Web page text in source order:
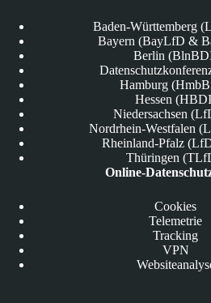
Baden-Württemberg
Bayern (BayLfD &
Berlin
Hamburg
Hessen
Niedersachsen
Nordrhein-Westfalen
Rheinland-Pfalz
Thüringen
Online-
Cookies
Telemetrie
Tracking
VPN